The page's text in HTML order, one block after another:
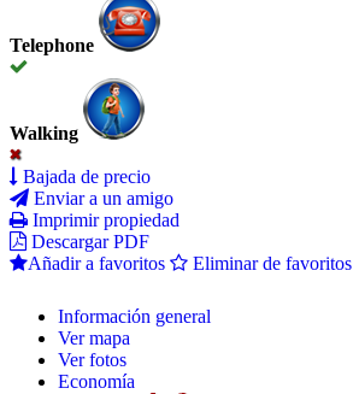
Telephone
Walking
Bajada de precio
Enviar a un amigo
Imprimir propiedad
Descargar PDF
Añadir a favoritos
Eliminar de favoritos
Información general
Ver mapa
Ver fotos
Economía